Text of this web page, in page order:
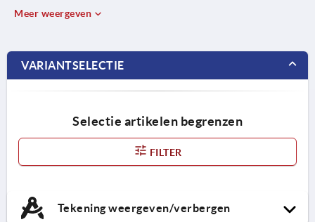
Meer weergeven
VARIANTSELECTIE
Selectie artikelen begrenzen
FILTER
Tekening weergeven/verbergen